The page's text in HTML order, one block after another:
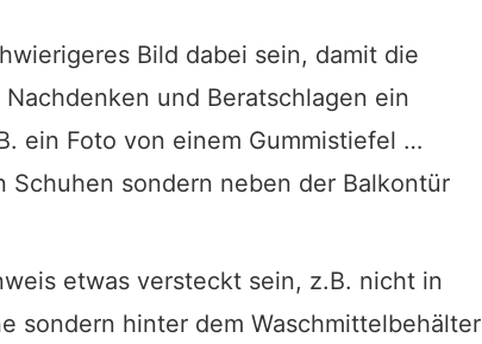
Bild dabei sein, damit die
und Beratschlagen ein
ein Foto von einem Gummistiefel …
sondern neben der Balkontür
etwas versteckt sein, z.B. nicht in
sondern hinter dem Waschmittelbehälter